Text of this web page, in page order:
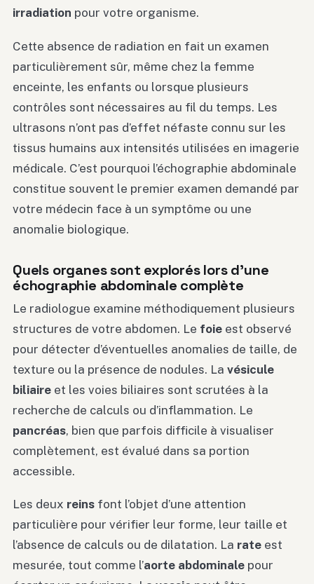
irradiation pour votre organisme.
Cette absence de radiation en fait un examen
particulièrement sûr, même chez la femme
enceinte, les enfants ou lorsque plusieurs
contrôles sont nécessaires au fil du temps. Les
ultrasons n’ont pas d’effet néfaste connu sur les
tissus humains aux intensités utilisées en imagerie
médicale. C’est pourquoi l’échographie abdominale
constitue souvent le premier examen demandé par
votre médecin face à un symptôme ou une
anomalie biologique.
Quels organes sont explorés lors d’une
échographie abdominale complète
Le radiologue examine méthodiquement plusieurs
structures de votre abdomen. Le foie est observé
pour détecter d’éventuelles anomalies de taille, de
texture ou la présence de nodules. La vésicule
biliaire et les voies biliaires sont scrutées à la
recherche de calculs ou d’inflammation. Le
pancréas, bien que parfois difficile à visualiser
complètement, est évalué dans sa portion
accessible.
Les deux reins font l’objet d’une attention
particulière pour vérifier leur forme, leur taille et
l’absence de calculs ou de dilatation. La rate est
mesurée, tout comme l’aorte abdominale pour